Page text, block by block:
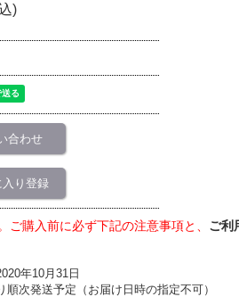
)
合わせ
入り登録
ご購入前に必ず下記の注意事項と、 ご利
年10月31日
次発送予定（お届け日時の指定不可）